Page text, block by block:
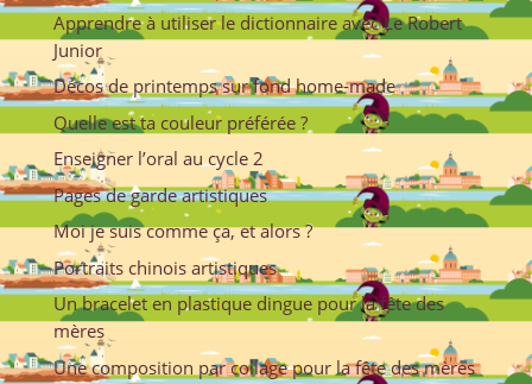
Apprendre à utiliser le dictionnaire avec Le Robert
Junior
Décos de printemps sur fond home-made
Quelle est ta couleur préférée ?
Enseigner l’oral au cycle 2
Pages de garde artistiques
Moi je suis comme ça, et alors ?
Portraits chinois artistiques
Un bracelet en plastique dingue pour la fête des
mères
Une composition par collage pour la fête des mères